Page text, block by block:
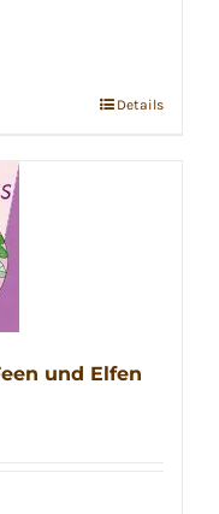
Details
und Elfen